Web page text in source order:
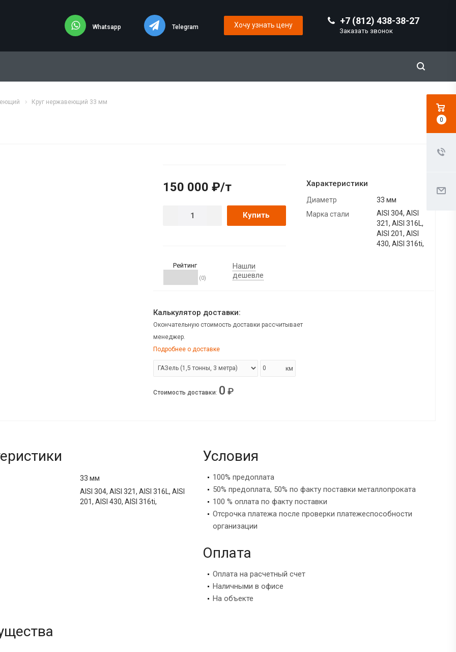
+7 (812) 438-38-27
Заказать звонок
Whatsapp Telegram Хочу узнать цену
Круг нержавеющий 33 мм
150 000 ₽/т
Купить
Рейтинг
(0)
Нашли
дешевле
Характеристики
Диаметр
33 мм
Марка стали
AISI 304, AISI
321, AISI 316L,
AISI 201, AISI
430, AISI 316ti,
Калькулятор доставки:
Окончательную стоимость доставки рассчитывает
менеджер.
Подробнее о доставке
км
Стоимость доставки: 0 ₽
33 мм
AISI 304, AISI 321, AISI 316L, AISI
201, AISI 430, AISI 316ti,
Условия
100% предоплата
50% предоплата, 50% по факту поставки металлопроката
100 % оплата по факту поставки
Отсрочка платежа после проверки платежеспособности
организации
Оплата
Оплата на расчетный счет
Наличными в офисе
На объекте
0